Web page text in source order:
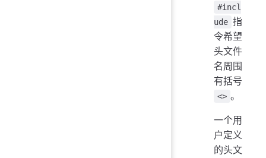
#incl
ude 指
令希望
头文件
名周围
有括号
<> 。
一个用
户定义
的头文